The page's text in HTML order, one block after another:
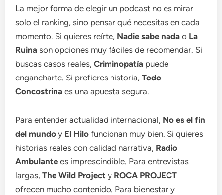
La mejor forma de elegir un podcast no es mirar
solo el ranking, sino pensar qué necesitas en cada
momento. Si quieres reírte, Nadie sabe nada o La
Ruina son opciones muy fáciles de recomendar. Si
buscas casos reales,Criminopatía puede
engancharte. Si prefieres historia,Todo
Concostrina es una apuesta segura.
Para entender actualidad internacional, No es el fin
del mundo y El Hilo funcionan muy bien. Si quieres
historias reales con calidad narrativa, Radio
Ambulante es imprescindible. Para entrevistas
largas,The Wild Project y ROCA PROJECT
ofrecen mucho contenido. Para bienestar y